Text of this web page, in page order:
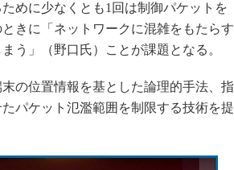
めに少なくとも1回は制御パケットを
きに「ネットワークに混雑をもたらす
う」（野口氏）ことが課題となる。
の位置情報を基とした論理的手法、指
パケット氾濫範囲を制限する技術を提